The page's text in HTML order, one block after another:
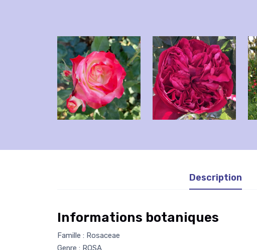
Description
Informations botaniques
Famille : Rosaceae
Genre : ROSA